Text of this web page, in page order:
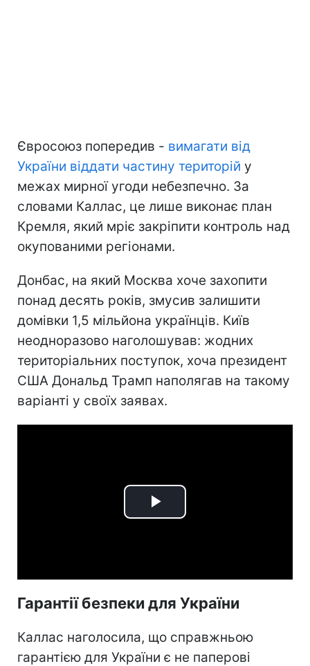
Євросоюз попередив - вимагати від
України віддати частину територій у
межах мирної угоди небезпечно. За
словами Каллас, це лише виконає план
Кремля, який мріє закріпити контроль над
окупованими регіонами.
Донбас, на який Москва хоче захопити
понад десять років, змусив залишити
домівки 1,5 мільйона українців. Київ
неодноразово наголошував: жодних
територіальних поступок, хоча президент
США Дональд Трамп наполягав на такому
варіанті у своїх заявах.
Play
Гарантії безпеки для України
Каллас наголосила, що справжньою
гарантією для України є не паперові